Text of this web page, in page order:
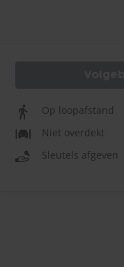
Op loopafstand
Niet overdekt
Sleutels afgeven